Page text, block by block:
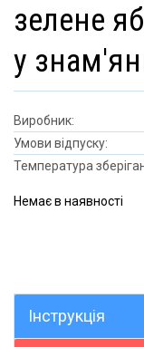
зелене
у
Виробник:
Умови відпуску:
Температура
Немає в наявності
Інструкція